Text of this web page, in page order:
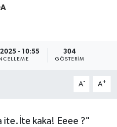
- 10:55 304
GÖSTERIM
A- A+
kaka! Eeee ?"
Haritası